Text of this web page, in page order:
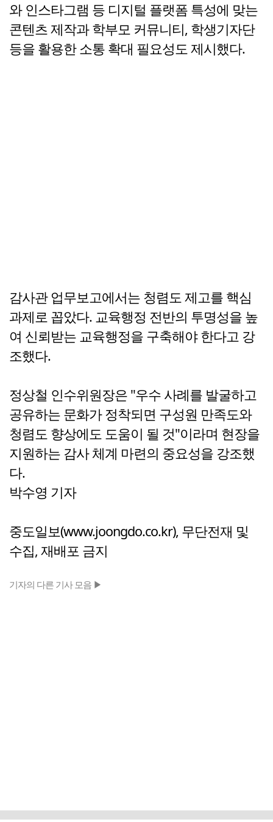
와 인스타그램 등 디지털 플랫폼 특성에 맞는
콘텐츠 제작과 학부모 커뮤니티, 학생기자단
등을 활용한 소통 확대 필요성도 제시했다.
감사관 업무보고에서는 청렴도 제고를 핵심
과제로 꼽았다. 교육행정 전반의 투명성을 높
여 신뢰받는 교육행정을 구축해야 한다고 강
조했다.
정상철 인수위원장은 "우수 사례를 발굴하고
공유하는 문화가 정착되면 구성원 만족도와
청렴도 향상에도 도움이 될 것"이라며 현장을
지원하는 감사 체계 마련의 중요성을 강조했
다.
박수영 기자
중도일보(www.joongdo.co.kr), 무단전재 및
수집, 재배포 금지
기자의 다른 기사 모음 ▶